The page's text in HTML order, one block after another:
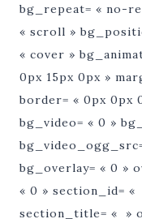
bg_repeat= « no-
« scroll »
« cover »
0px 15px 0px »
border= « 0px 0px
bg_video= « 0 »
bg_overlay= « 0 »
« 0 » section_id=
section_title= « »